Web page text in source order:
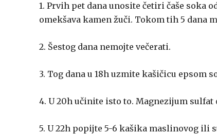
1. Prvih pet dana unosite četiri čaše soka
omekšava kamen žuči. Tokom tih 5 dana
2. Šestog dana nemojte večerati.
3. Tog dana u 18h uzmite kašičicu epsom
4. U 20h učinite isto to. Magnezijum sulfat
5. U 22h popijte 5-6 kašika maslinovog ili